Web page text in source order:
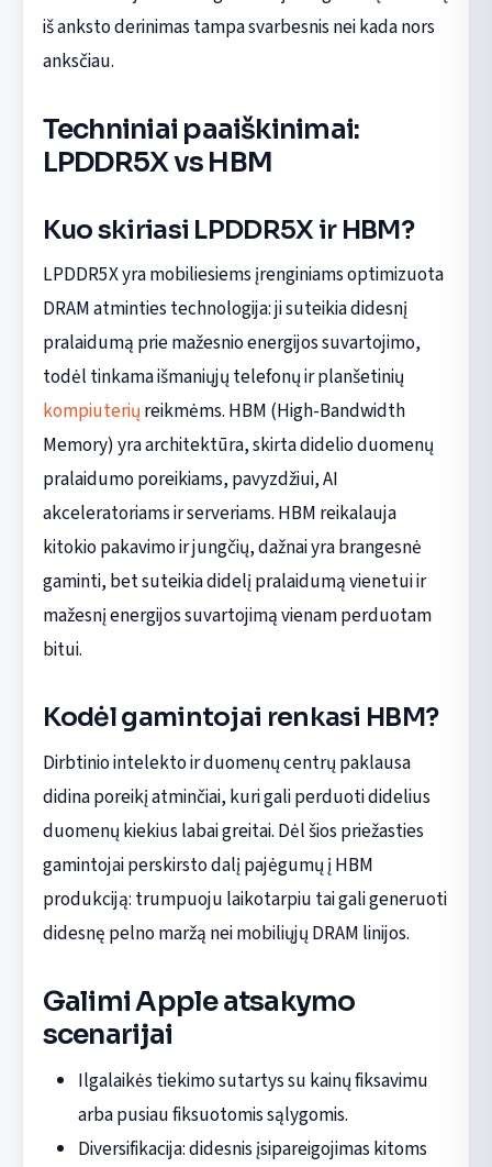
iš anksto derinimas tampa svarbesnis nei kada nors
anksčiau.
Techniniai paaiškinimai:
LPDDR5X vs HBM
Kuo skiriasi LPDDR5X ir HBM?
LPDDR5X yra mobiliesiems įrenginiams optimizuota
DRAM atminties technologija: ji suteikia didesnį
pralaidumą prie mažesnio energijos suvartojimo,
todėl tinkama išmaniųjų telefonų ir planšetinių
kompiuterių reikmėms. HBM (High-Bandwidth
Memory) yra architektūra, skirta didelio duomenų
pralaidumo poreikiams, pavyzdžiui, AI
akceleratoriams ir serveriams. HBM reikalauja
kitokio pakavimo ir jungčių, dažnai yra brangesnė
gaminti, bet suteikia didelį pralaidumą vienetui ir
mažesnį energijos suvartojimą vienam perduotam
bitui.
Kodėl gamintojai renkasi HBM?
Dirbtinio intelekto ir duomenų centrų paklausa
didina poreikį atminčiai, kuri gali perduoti didelius
duomenų kiekius labai greitai. Dėl šios priežasties
gamintojai perskirsto dalį pajėgumų į HBM
produkciją: trumpuoju laikotarpiu tai gali generuoti
didesnę pelno maržą nei mobiliųjų DRAM linijos.
Galimi Apple atsakymo
scenarijai
Ilgalaikės tiekimo sutartys su kainų fiksavimu
arba pusiau fiksuotomis sąlygomis.
Diversifikacija: didesnis įsipareigojimas kitoms